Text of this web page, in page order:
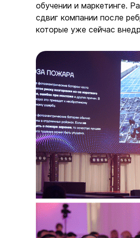
обучении и маркетинге.
сдвиг компании после
которые уже сейчас